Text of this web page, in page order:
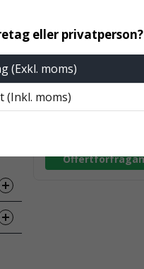
SELECT PRO-WASH
Offertförfrågan
(Exkl. moms)
(Inkl. moms)